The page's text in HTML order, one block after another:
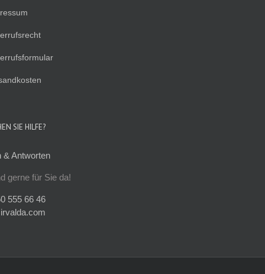
SIE HILFE?
& Antworten
gerne für Sie da!
555 66 46